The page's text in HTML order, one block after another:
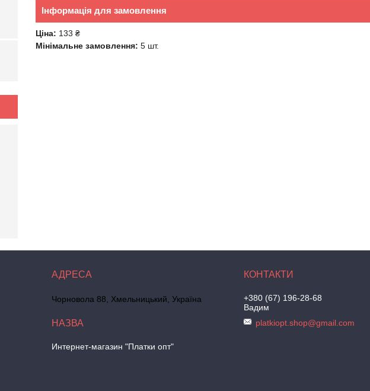
Інформація для замовлення
Ціна: 133 ₴
Мінімальне замовлення: 5 шт.
Чорновола 88, Хмельницький, Україна
Интернет-магазин "Платки опт"
+380 (67) 196-28-68
Вадим
platkiopt.shop@gmail.com